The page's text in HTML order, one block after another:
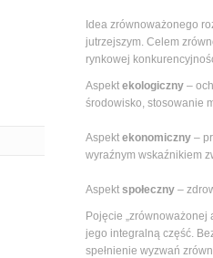
Idea zrównoważonego
jutrzejszym. Celem
rynkowej
Aspekt ekologiczny–
środowisko, stosowanie
Aspekt ekonomiczny–
wyraźnym wskaźnikiem
Aspekt społeczny–
Pojęcie
jego integralną część.
spełnienie wyzwań